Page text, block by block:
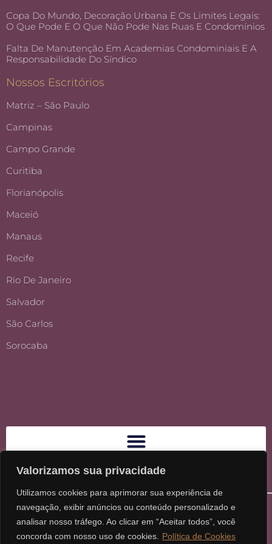
Valorizamos sua privacidade
Utilizamos cookies para aprimorar sua experiência de
navegação, exibir anúncios ou conteúdo personalizado e
analisar nosso tráfego. Ao clicar em “Aceitar todos”, você
concorda com nosso uso de cookies.
Política de Cookies
Copa Do Mundo, Decoração Urbana E Os Limites Legais:
O Que Pode E O Que Não Pode Nas Ruas E Condomínios
Falta De Manutenção Em Academias Condominiais E A
Responsabilidade Do Síndico
Nossos Escritórios
Matriz – São Paulo
Campinas
Campo Grande
Curitiba
Florianópolis
Maceió
Manaus
Recife
Rio De Janeiro
Salvador
São Carlos
Sorocaba